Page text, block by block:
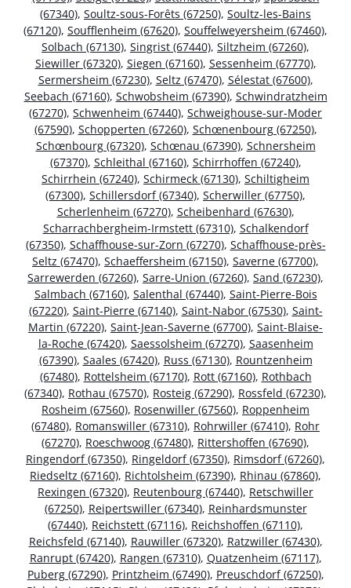
(67340), Soultz-sous-Forêts (67250), Soultz-les-Bains
(67120), Soufflenheim (67620), Souffelweyersheim (67460),
Solbach (67130), Singrist (67440), Siltzheim (67260),
Siewiller (67320), Siegen (67160), Sessenheim (67770),
Sermersheim (67230), Seltz (67470), Sélestat (67600),
Seebach (67160), Schwobsheim (67390), Schwindratzheim
(67270), Schwenheim (67440), Schweighouse-sur-Moder
(67590), Schopperten (67260), Schœnenbourg (67250),
Schœnbourg (67320), Schœnau (67390), Schnersheim
(67370), Schleithal (67160), Schirrhoffen (67240),
Schirrhein (67240), Schirmeck (67130), Schiltigheim
(67300), Schillersdorf (67340), Scherwiller (67750),
Scherlenheim (67270), Scheibenhard (67630),
Scharrachbergheim-Irmstett (67310), Schalkendorf
(67350), Schaffhouse-sur-Zorn (67270), Schaffhouse-près-
Seltz (67470), Schaeffersheim (67150), Saverne (67700),
Sarrewerden (67260), Sarre-Union (67260), Sand (67230),
Salmbach (67160), Salenthal (67440), Saint-Pierre-Bois
(67220), Saint-Pierre (67140), Saint-Nabor (67530), Saint-
Martin (67220), Saint-Jean-Saverne (67700), Saint-Blaise-
la-Roche (67420), Saessolsheim (67270), Saasenheim
(67390), Saales (67420), Russ (67130), Rountzenheim
(67480), Rottelsheim (67170), Rott (67160), Rothbach
(67340), Rothau (67570), Rosteig (67290), Rossfeld (67230),
Rosheim (67560), Rosenwiller (67560), Roppenheim
(67480), Romanswiller (67310), Rohrwiller (67410), Rohr
(67270), Roeschwoog (67480), Rittershoffen (67690),
Ringendorf (67350), Ringeldorf (67350), Rimsdorf (67260),
Riedseltz (67160), Richtolsheim (67390), Rhinau (67860),
Rexingen (67320), Reutenbourg (67440), Retschwiller
(67250), Reipertswiller (67340), Reinhardsmunster
(67440), Reichstett (67116), Reichshoffen (67110),
Reichsfeld (67140), Rauwiller (67320), Ratzwiller (67430),
Ranrupt (67420), Rangen (67310), Quatzenheim (67117),
Puberg (67290), Printzheim (67490), Preuschdorf (67250),